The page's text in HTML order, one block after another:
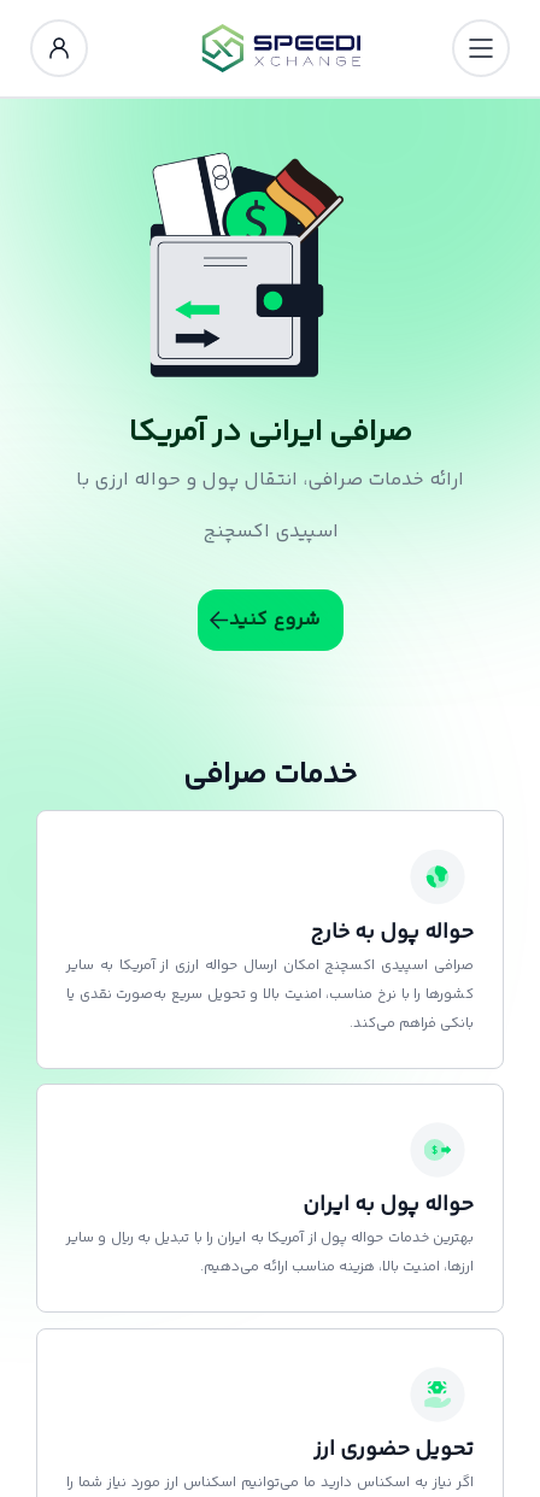
صرافی ایرانی در آمریکا
ارائه خدمات صرافی، انتقال پول و حواله ارزی با
اسپیدی اکسچنج
شروع کنید
خدمات صرافی
حواله پول به خارج
صرافی اسپیدی اکسچنج امکان ارسال حواله ارزی از آمریکا به سایر
کشورها را با نرخ مناسب، امنیت بالا و تحویل سریع به‌صورت نقدی یا
بانکی فراهم می‌کند.
حواله پول به ایران
بهترین خدمات حواله پول از آمریکا به ایران را با تبدیل به ریال و سایر
ارزها، امنیت بالا، هزینه مناسب ارائه می‌دهیم.
تحویل حضوری ارز
اگر نیاز به اسکناس دارید ما می‌توانیم اسکناس ارز مورد نیاز شما را